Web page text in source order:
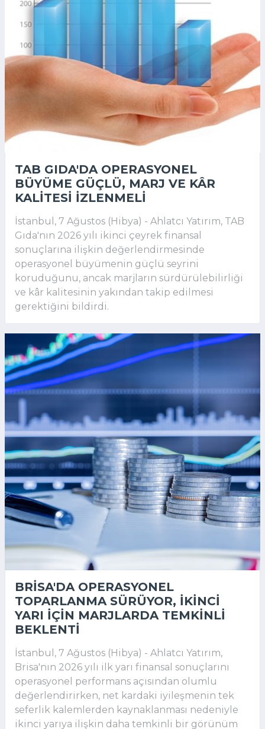
TAB GIDA'DA OPERASYONEL
BÜYÜME GÜÇLÜ, MARJ VE KÂR
KALITESI IZLENMELI
İstanbul, 7 Ağustos (Hibya) - Ahlatcı Yatırım, TAB
Gıda'nın 2026 yılı ikinci çeyrek finansal
sonuçlarına ilişkin değerlendirmesinde
operasyonel büyümenin güçlü seyrini
koruduğunu, ancak marjların sürdürülebilirliği
ve kâr kalitesinin yakından takip edilmesi
gerektiğini bildirdi.
BRISA'DA OPERASYONEL
TOPARLANMA SÜRÜYOR, IKINCI
YARI IÇIN MARJLARDA TEMKINLI
BEKLENTI
İstanbul, 7 Ağustos (Hibya) - Ahlatcı Yatırım,
Brisa'nın 2026 yılı ilk yarı finansal sonuçlarını
operasyonel performans açısından olumlu
değerlendirirken, net kardaki iyileşmenin tek
seferlik kalemlerden kaynaklanması nedeniyle
ikinci yarıya ilişkin daha temkinli bir görünüm